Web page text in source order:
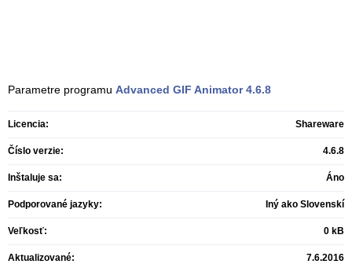
Parametre programu Advanced GIF Animator 4.6.8
Licencia: Shareware
Číslo verzie: 4.6.8
Inštaluje sa: Áno
Podporované jazyky: Iný ako Slovenskí
Veľkosť: 0 kB
Aktualizované: 7.6.2016